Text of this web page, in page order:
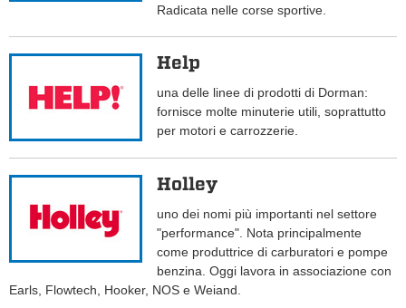
Radicata nelle corse sportive.
Help
una delle linee di prodotti di Dorman:
fornisce molte minuterie utili, soprattutto
per motori e carrozzerie.
Holley
uno dei nomi più importanti nel settore
"performance". Nota principalmente
come produttrice di carburatori e pompe
benzina. Oggi lavora in associazione con
Earls, Flowtech, Hooker, NOS e Weiand.